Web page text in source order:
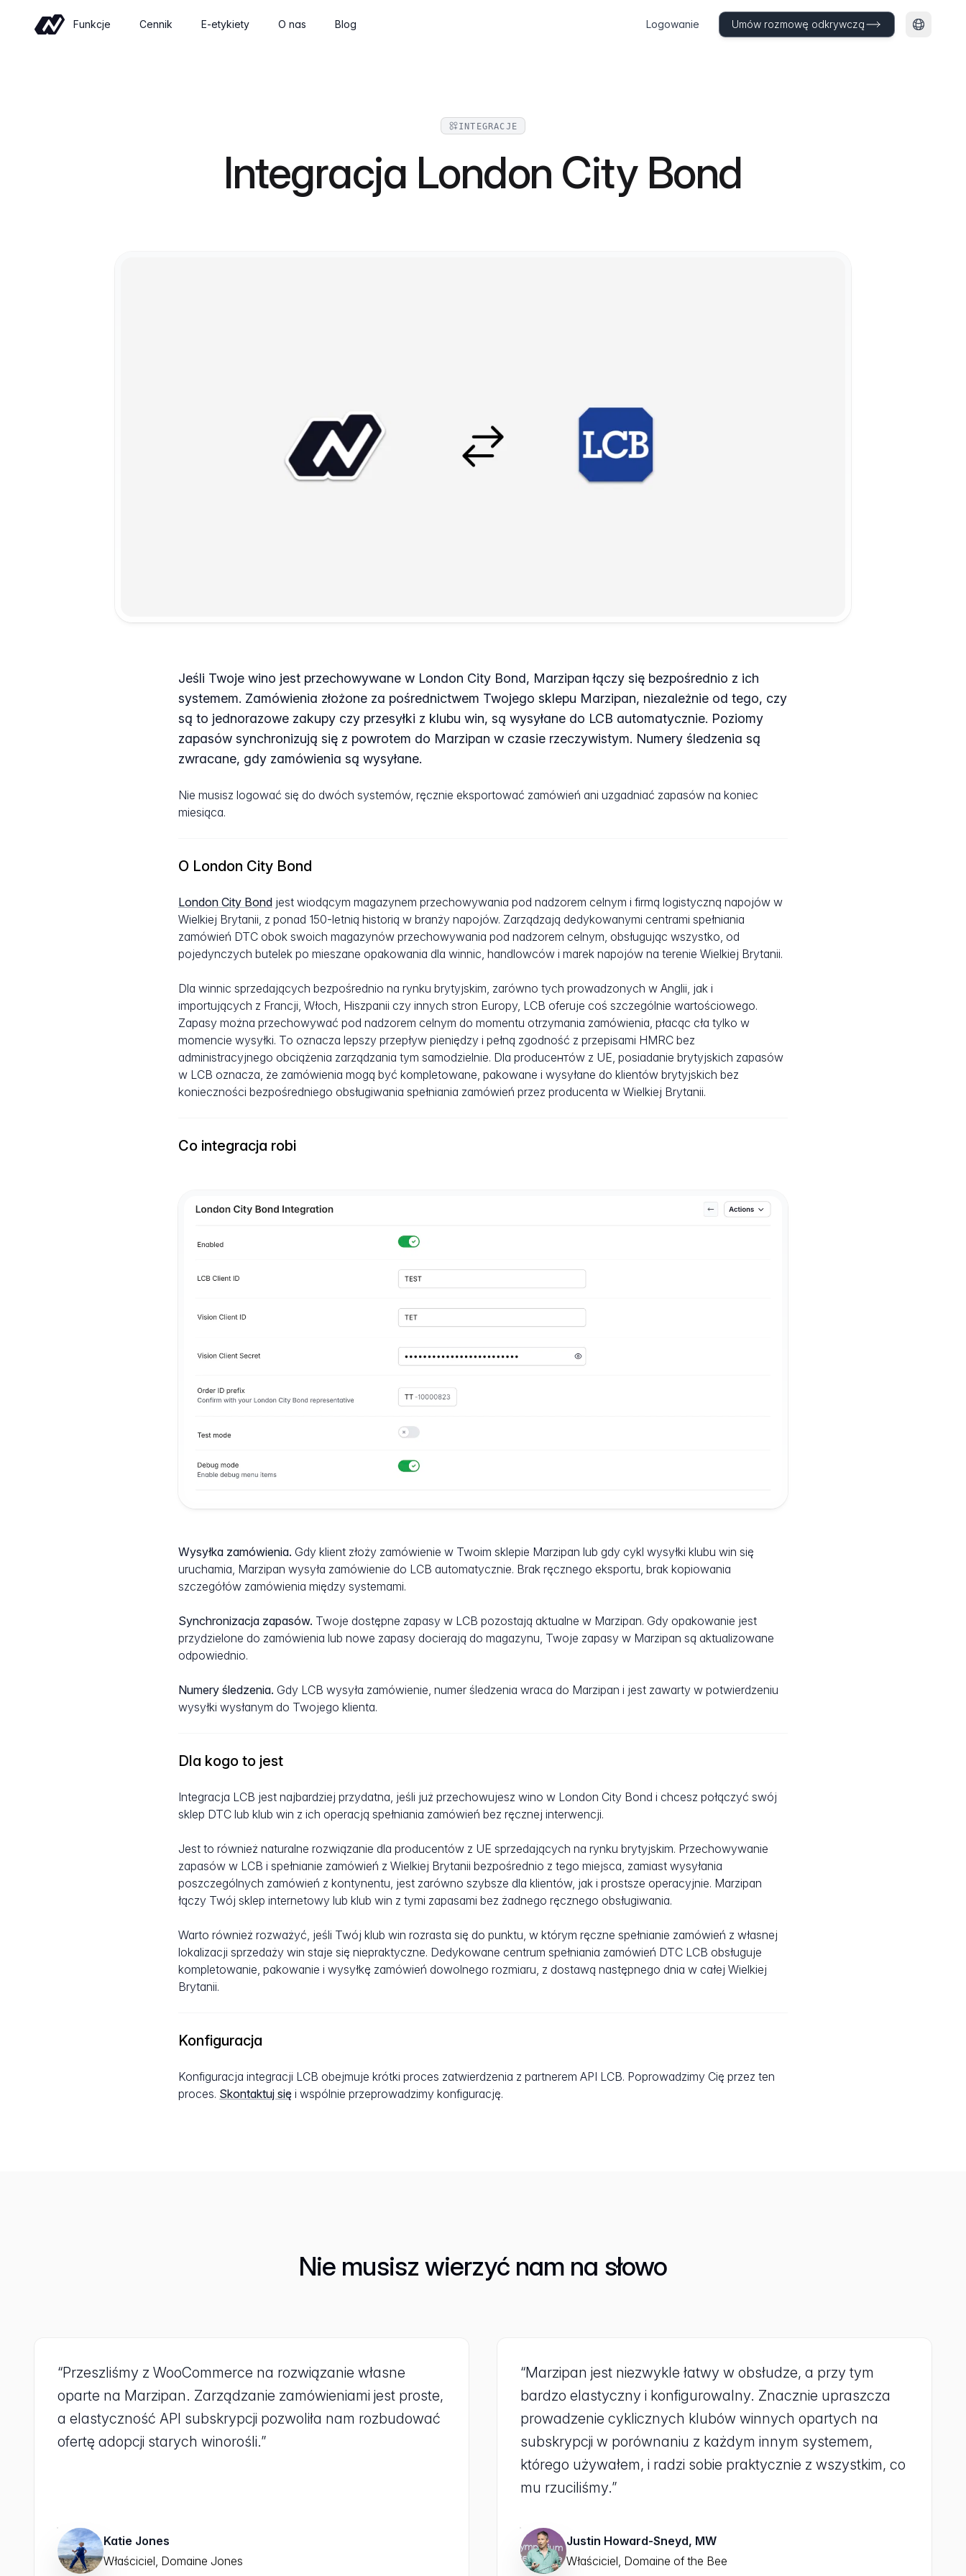
Funkcje
Sell tickets and manage tastings and
Build pages and a blog, or go headless
via the API
Cennik E-etykiety O nas Blog Logowanie Umów rozmowę odkrywczą Zmień
INTEGRACJE
Integracja London City Bond
Jeśli Twoje wino jest przechowywane w London City Bond, Marzipan łączy się bezpośrednio z ich
systemem. Zamówienia złożone za pośrednictwem Twojego sklepu Marzipan, niezależnie od tego, czy
są to jednorazowe zakupy czy przesyłki z klubu win, są wysyłane do LCB automatycznie. Poziomy
zapasów synchronizują się z powrotem do Marzipan w czasie rzeczywistym. Numery śledzenia są
zwracane, gdy zamówienia są wysyłane.
Nie musisz logować się do dwóch systemów, ręcznie eksportować zamówień ani uzgadniać zapasów na koniec
miesiąca.
O London City Bond
London City Bond jest wiodącym magazynem przechowywania pod nadzorem celnym i firmą logistyczną napojów w
Wielkiej Brytanii, z ponad 150-letnią historią w branży napojów. Zarządzają dedykowanymi centrami spełniania
zamówień DTC obok swoich magazynów przechowywania pod nadzorem celnym, obsługując wszystko, od
pojedynczych butelek po mieszane opakowania dla winnic, handlowców i marek napojów na terenie Wielkiej Brytanii.
Dla winnic sprzedających bezpośrednio na rynku brytyjskim, zarówno tych prowadzonych w Anglii, jak i
importujących z Francji, Włoch, Hiszpanii czy innych stron Europy, LCB oferuje coś szczególnie wartościowego.
Zapasy można przechowywać pod nadzorem celnym do momentu otrzymania zamówienia, płacąc cła tylko w
momencie wysyłki. To oznacza lepszy przepływ pieniędzy i pełną zgodność z przepisami HMRC bez
administracyjnego obciążenia zarządzania tym samodzielnie. Dla producентów z UE, posiadanie brytyjskich zapasów
w LCB oznacza, że zamówienia mogą być kompletowane, pakowane i wysyłane do klientów brytyjskich bez
konieczności bezpośredniego obsługiwania spełniania zamówień przez producenta w Wielkiej Brytanii.
Co integracja robi
Wysyłka zamówienia. Gdy klient złoży zamówienie w Twoim sklepie Marzipan lub gdy cykl wysyłki klubu win się
uruchamia, Marzipan wysyła zamówienie do LCB automatycznie. Brak ręcznego eksportu, brak kopiowania
szczegółów zamówienia między systemami.
Synchronizacja zapasów. Twoje dostępne zapasy w LCB pozostają aktualne w Marzipan. Gdy opakowanie jest
przydzielone do zamówienia lub nowe zapasy docierają do magazynu, Twoje zapasy w Marzipan są aktualizowane
odpowiednio.
Numery śledzenia. Gdy LCB wysyła zamówienie, numer śledzenia wraca do Marzipan i jest zawarty w potwierdzeniu
wysyłki wysłanym do Twojego klienta.
Dla kogo to jest
Integracja LCB jest najbardziej przydatna, jeśli już przechowujesz wino w London City Bond i chcesz połączyć swój
sklep DTC lub klub win z ich operacją spełniania zamówień bez ręcznej interwencji.
Jest to również naturalne rozwiązanie dla producentów z UE sprzedających na rynku brytyjskim. Przechowywanie
zapasów w LCB i spełnianie zamówień z Wielkiej Brytanii bezpośrednio z tego miejsca, zamiast wysyłania
poszczególnych zamówień z kontynentu, jest zarówno szybsze dla klientów, jak i prostsze operacyjnie. Marzipan
łączy Twój sklep internetowy lub klub win z tymi zapasami bez żadnego ręcznego obsługiwania.
Warto również rozważyć, jeśli Twój klub win rozrasta się do punktu, w którym ręczne spełnianie zamówień z własnej
lokalizacji sprzedaży win staje się niepraktyczne. Dedykowane centrum spełniania zamówień DTC LCB obsługuje
kompletowanie, pakowanie i wysyłkę zamówień dowolnego rozmiaru, z dostawą następnego dnia w całej Wielkiej
Brytanii.
Konfiguracja
Konfiguracja integracji LCB obejmuje krótki proces zatwierdzenia z partnerem API LCB. Poprowadzimy Cię przez ten
proces. Skontaktuj się i wspólnie przeprowadzimy konfigurację.
Nie musisz wierzyć nam na słowo
“Przeszliśmy z WooCommerce na rozwiązanie własne
oparte na Marzipan. Zarządzanie zamówieniami jest proste,
a elastyczność API subskrypcji pozwoliła nam rozbudować
ofertę adopcji starych winorośli.”
Katie Jones
Właściciel, Domaine Jones
“Marzipan jest niezwykle łatwy w obsłudze, a przy tym
bardzo elastyczny i konfigurowalny. Znacznie upraszcza
prowadzenie cyklicznych klubów winnych opartych na
subskrypcji w porównaniu z każdym innym systemem,
którego używałem, i radzi sobie praktycznie z wszystkim, co
mu rzuciliśmy.”
Justin Howard-Sneyd, MW
Właściciel, Domaine of the Bee